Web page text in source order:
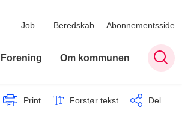
Job Beredskab Abonnementsside
Forening Om kommunen
Print Forstør tekst Del